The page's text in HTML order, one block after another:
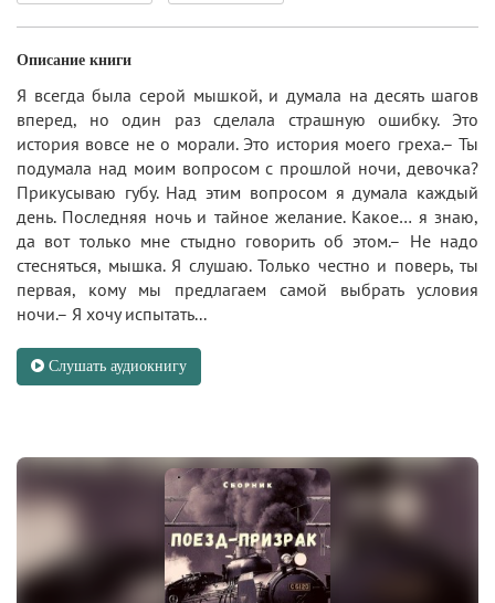
Описание книги
Я всегда была серой мышкой, и думала на десять шагов
вперед, но один раз сделала страшную ошибку. Это
история вовсе не о морали. Это история моего греха.– Ты
подумала над моим вопросом с прошлой ночи, девочка?
Прикусываю губу. Над этим вопросом я думала каждый
день. Последняя ночь и тайное желание. Какое… я знаю,
да вот только мне стыдно говорить об этом.– Не надо
стесняться, мышка. Я слушаю. Только честно и поверь, ты
первая, кому мы предлагаем самой выбрать условия
ночи.– Я хочу испытать...
Слушать аудиокнигу